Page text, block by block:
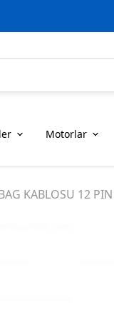
MOTORLAR
Çeşitleri
Motorlar
Çeşitleri
Çeşitleri
Anahtar
KABLOSU 12